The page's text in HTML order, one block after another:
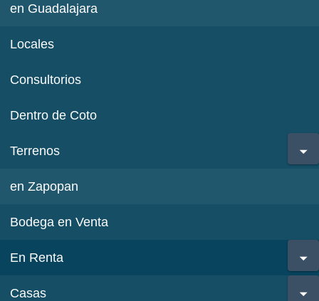
en Guadalajara
Locales
Consultorios
Dentro de Coto
Terrenos
en Zapopan
Bodega en Venta
En Renta
Casas